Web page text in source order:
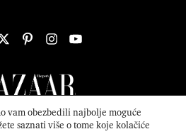
vam obezbedili najbolje moguće
saznati više o tome koje kolačiće